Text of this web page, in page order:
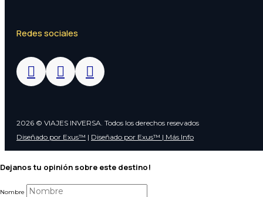
Redes sociales
2026 © VIAJES INVERSA. Todos los derechos resevados
Diseñado por Exus™ | Diseñado por Exus™ | Más Info